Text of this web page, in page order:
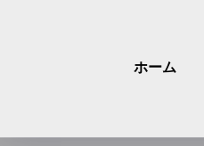
ホーム